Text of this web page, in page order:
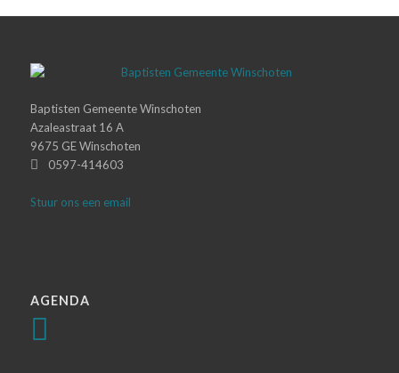
Baptisten Gemeente Winschoten
Azaleastraat 16 A
9675 GE Winschoten
0597-414603
Stuur ons een email
AGENDA